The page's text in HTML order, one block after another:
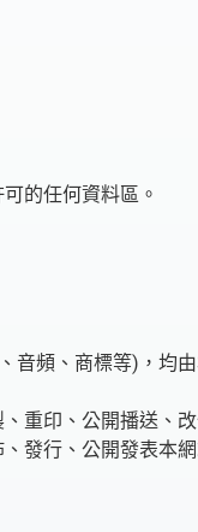
的任何資料區。
音頻、商標等)，均
重印、公開播送、
發行、公開發表本